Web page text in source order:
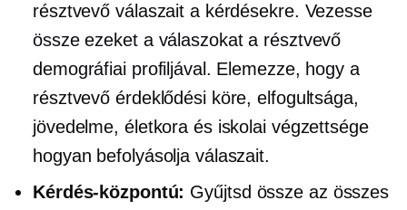
résztvevő válaszait a kérdésekre. Vezesse
össze ezeket a válaszokat a résztvevő
demográfiai profiljával. Elemezze, hogy a
résztvevő érdeklődési köre, elfogultsága,
jövedelme, életkora és iskolai végzettsége
hogyan befolyásolja válaszait.
Kérdés-központú: Gyűjtsd össze az összes